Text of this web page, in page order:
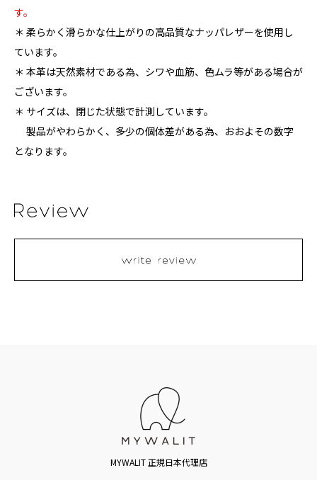
す。
＊ 柔らかく滑らかな仕上がりの高品質なナッパレザーを使用し
ています。
＊ 本革は天然素材である為、シワや血筋、色ムラ等がある場合が
ございます。
＊ サイズは、閉じた状態で計測しています。
製品がやわらかく、多少の個体差がある為、おおよその数字
となります。
MYWALIT 正規日本代理店